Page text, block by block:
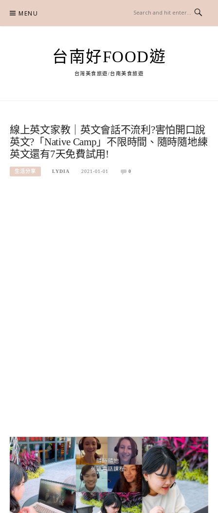
content
MENU
台南好FOOD遊
台灣美食旅遊/台南美食旅遊
線上英文家教｜英文會話不流利?害怕開口說
英文?「Native Camp」不限時間、隨時隨地練
英文還有7天免費試用!
生活分享 LYDIA 2021-01-01 0